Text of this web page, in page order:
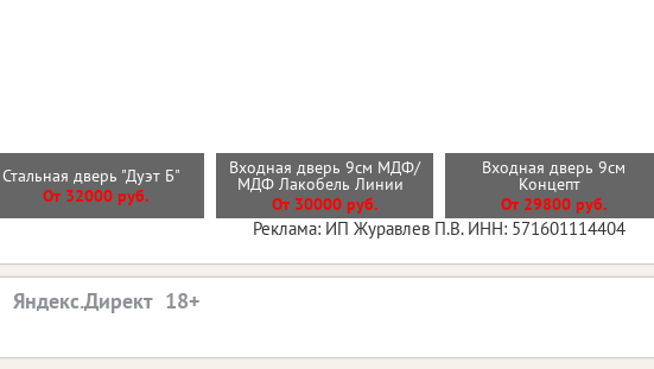
Стальная дверь "Дуэт Б"
От 32000 руб.
Входная дверь 9см МДФ/
МДФ Лакобель Линии
От 30000 руб.
Входная дверь 9см
Концепт
От 29800 руб.
Реклама: ИП Журавлев П.В. ИНН: 571601114404
Яндекс.Директ